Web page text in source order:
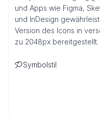
und Apps wie Figma,
und InDesign
Version des Icons in
zu 2048px bereitgestellt.
Symbolstil